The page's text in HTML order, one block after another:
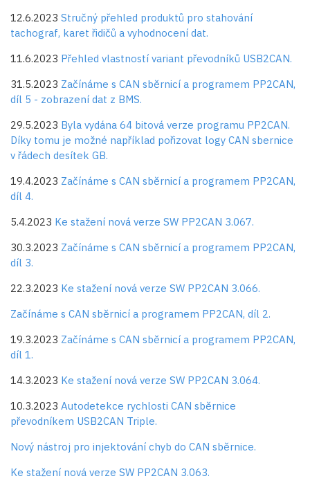
12.6.2023 Stručný přehled produktů pro stahování
tachograf, karet řidičů a vyhodnocení dat.
11.6.2023 Přehled vlastností variant převodníků USB2CAN.
31.5.2023 Začínáme s CAN sběrnicí a programem PP2CAN,
díl 5 - zobrazení dat z BMS.
29.5.2023 Byla vydána 64 bitová verze programu PP2CAN.
Díky tomu je možné například pořizovat logy CAN sbernice
v řádech desítek GB.
19.4.2023 Začínáme s CAN sběrnicí a programem PP2CAN,
díl 4.
5.4.2023 Ke stažení nová verze SW PP2CAN 3.067.
30.3.2023 Začínáme s CAN sběrnicí a programem PP2CAN,
díl 3.
22.3.2023 Ke stažení nová verze SW PP2CAN 3.066.
Začínáme s CAN sběrnicí a programem PP2CAN, díl 2.
19.3.2023 Začínáme s CAN sběrnicí a programem PP2CAN,
díl 1.
14.3.2023 Ke stažení nová verze SW PP2CAN 3.064.
10.3.2023 Autodetekce rychlosti CAN sběrnice
převodníkem USB2CAN Triple.
Nový nástroj pro injektování chyb do CAN sběrnice.
Ke stažení nová verze SW PP2CAN 3.063.